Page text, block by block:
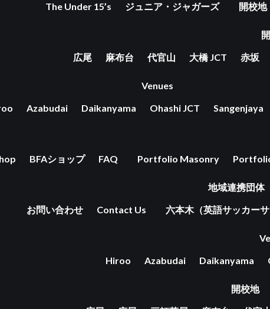
The Under 15’s
ジュニア・ジャガーズ 開校地
広尾
麻布台 代官山 大橋 JCT 赤坂
Venues
Azabudai Daikanyama Ohashi JCT Sangenjaya
BFAショップ FAQ
Portfolio Masonry
お問い合わせ Contact Us
地域連携団体
六本木（英語サッカーサ
Hiroo
Azabudai Daikanyama
開校地